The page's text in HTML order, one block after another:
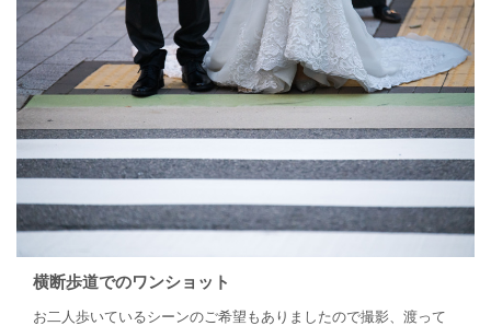
横断歩道でのワンショット
お二人歩いているシーンのご希望もありましたので撮影、渡って